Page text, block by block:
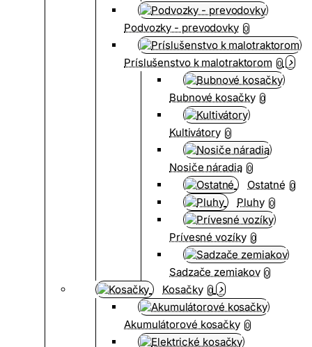
Podvozky - prevodovky 0
Príslušenstvo k malotraktorom 0
Bubnové kosačky 0
Kultivátory 0
Nosiče náradia 0
Ostatné 0
Pluhy 0
Prívesné vozíky 0
Sadzače zemiakov 0
Kosačky 0
Akumulátorové kosačky 0